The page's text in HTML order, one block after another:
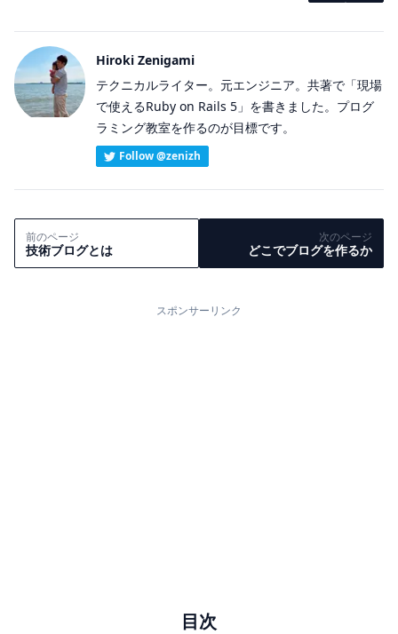
Hiroki Zenigami
テクニカルライター。元エンジニア。共著で「現場
で使えるRuby on Rails 5」を書きました。プログ
ラミング教室を作るのが目標です。
Follow @zenizh
前のページ
技術ブログとは
次のページ
どこでブログを作るか
スポンサーリンク
目次